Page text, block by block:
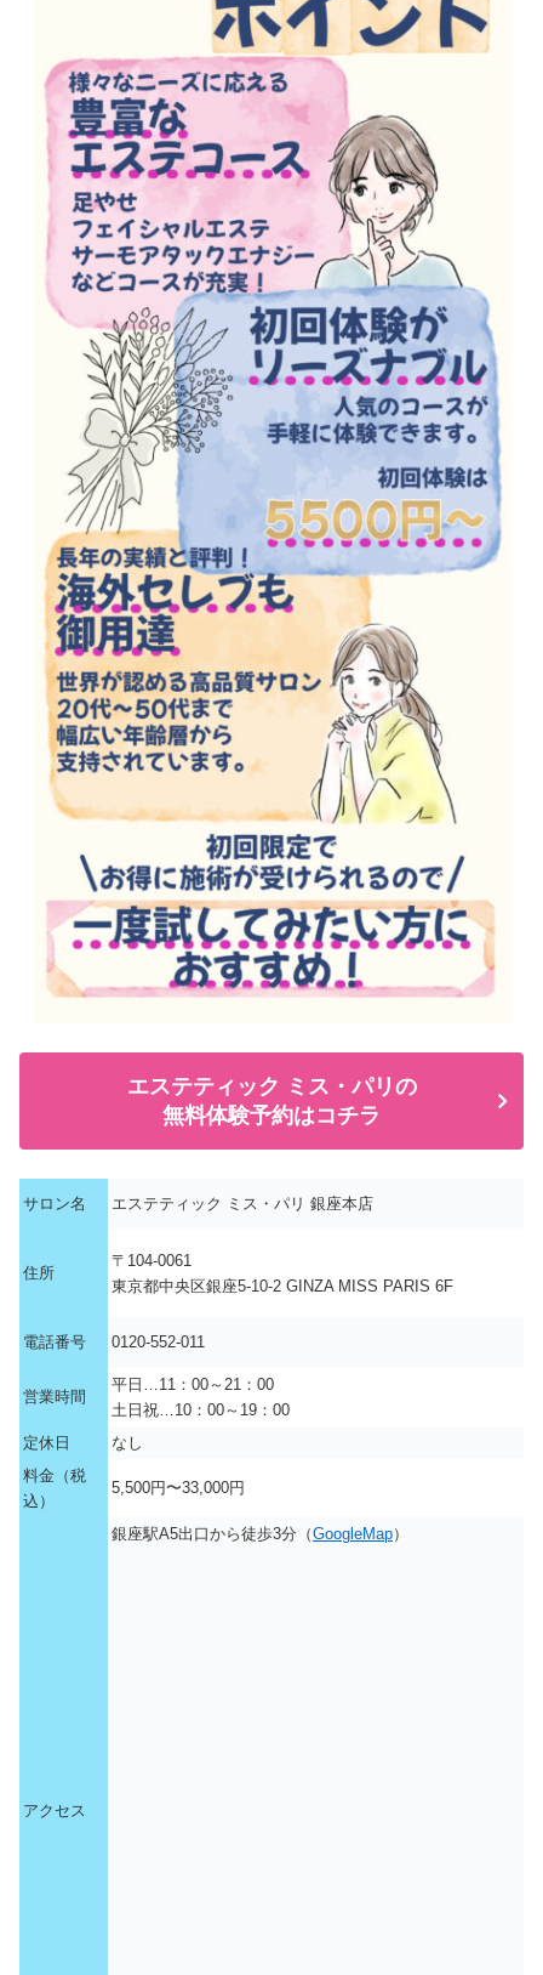
エステティック ミス・パリの
無料体験予約はコチラ
サロン名 エステティック ミス・パリ 銀座本店
住所
〒104-0061
東京都中央区銀座5-10-2 GINZA MISS PARIS 6F
電話番号 0120-552-011
営業時間
平日…11：00～21：00
土日祝…10：00～19：00
定休日
なし
料金（税
込）
5,500円〜33,000円
アクセス
銀座駅A5出口から徒歩3分（GoogleMap）